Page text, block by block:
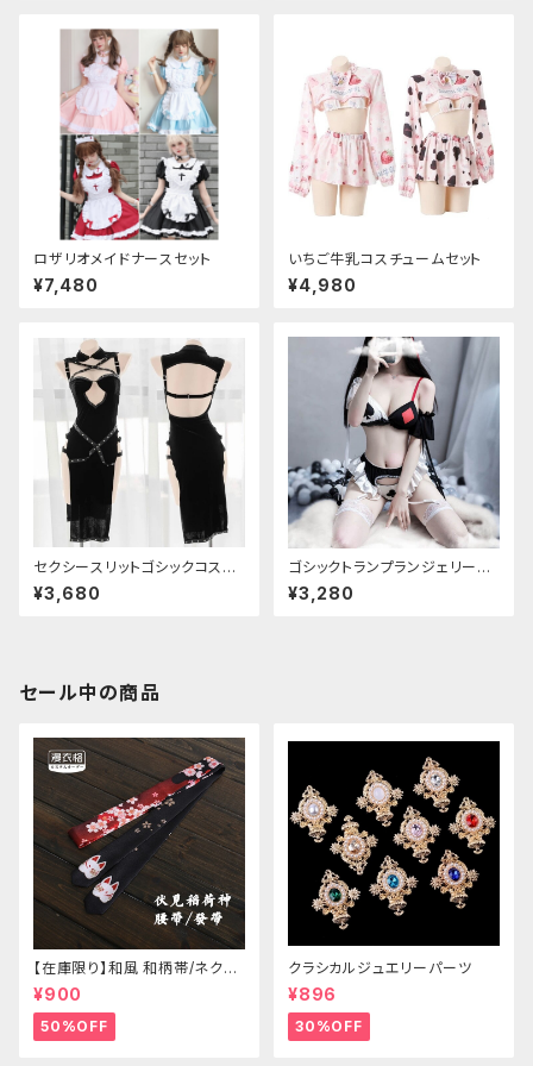
ロザリオメイドナースセット
¥7,480
いちご牛乳コスチュームセット
¥4,980
セクシースリットゴシックコスチ
ューム
¥3,680
ゴシックトランプランジェリーセ
ットアップ
¥3,280
セール中の商品
【在庫限り】和風 和柄帯/ネクタ
イ/リボン（狐面/金魚
¥900
50%OFF
クラシカルジュエリーパーツ
¥896
30%OFF